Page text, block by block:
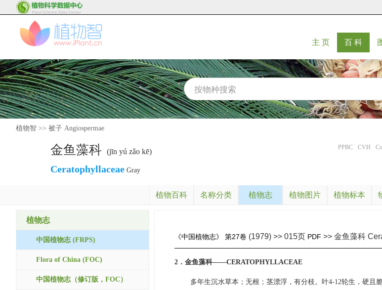
主 页(current)
百 科
植物智 >> 被子 Angiospermae
金鱼藻科 (jīn yú zǎo kē) PPBC CVH
Ceratophyllaceae Gray
植物百科 名称分类 植物志 植物图片 植物标本
植物志
中国植物志 (FRPS)
Flora of China (FOC)
中国植物志（修订版，FOC）
《中国植物志》 第27卷 (1979) >> 015页 PDF >> 金鱼藻科
2．金鱼藻科——CERATOPHYLLACEAE
多年生沉水草本；无根；茎漂浮，有分枝。叶4-12轮生，硬且